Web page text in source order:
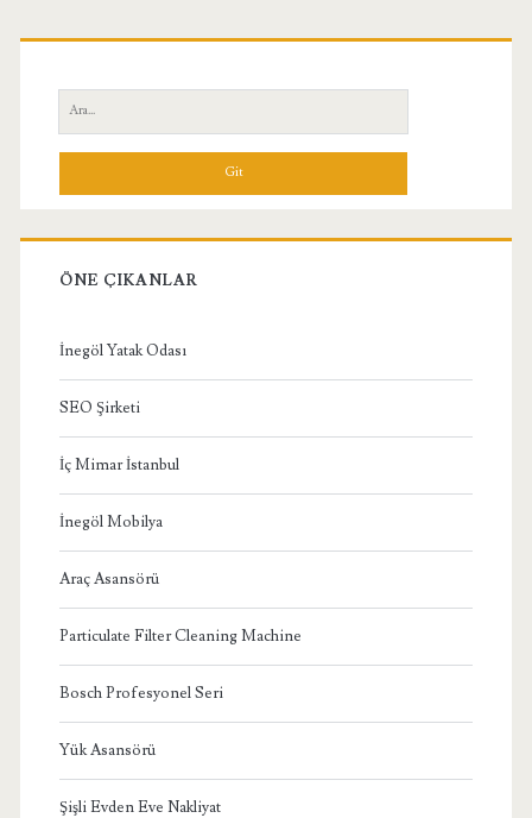
Birincil
Yan
Menü
Ara:
ÖNE ÇIKANLAR
İnegöl Yatak Odası
SEO Şirketi
İç Mimar İstanbul
İnegöl Mobilya
Araç Asansörü
Particulate Filter Cleaning Machine
Bosch Profesyonel Seri
Yük Asansörü
Şişli Evden Eve Nakliyat